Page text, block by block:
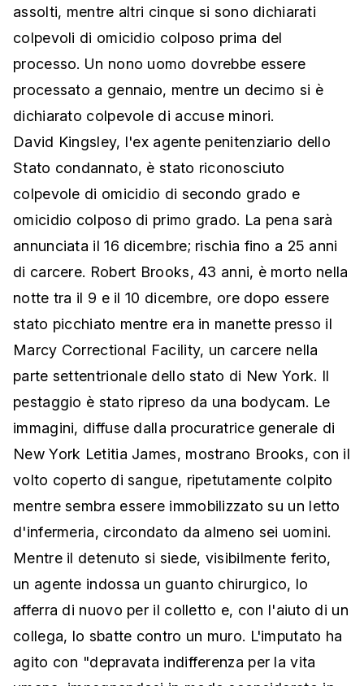
assolti, mentre altri cinque si sono dichiarati
colpevoli di omicidio colposo prima del
processo. Un nono uomo dovrebbe essere
processato a gennaio, mentre un decimo si è
dichiarato colpevole di accuse minori.
David Kingsley, l'ex agente penitenziario dello
Stato condannato, è stato riconosciuto
colpevole di omicidio di secondo grado e
omicidio colposo di primo grado. La pena sarà
annunciata il 16 dicembre; rischia fino a 25 anni
di carcere. Robert Brooks, 43 anni, è morto nella
notte tra il 9 e il 10 dicembre, ore dopo essere
stato picchiato mentre era in manette presso il
Marcy Correctional Facility, un carcere nella
parte settentrionale dello stato di New York. Il
pestaggio è stato ripreso da una bodycam. Le
immagini, diffuse dalla procuratrice generale di
New York Letitia James, mostrano Brooks, con il
volto coperto di sangue, ripetutamente colpito
mentre sembra essere immobilizzato su un letto
d'infermeria, circondato da almeno sei uomini.
Mentre il detenuto si siede, visibilmente ferito,
un agente indossa un guanto chirurgico, lo
afferra di nuovo per il colletto e, con l'aiuto di un
collega, lo sbatte contro un muro. L'imputato ha
agito con "depravata indifferenza per la vita